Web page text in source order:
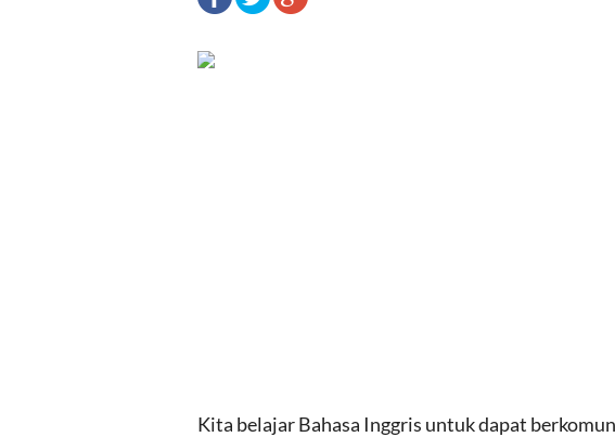
Kita belajar Bahasa Inggris untuk dapat